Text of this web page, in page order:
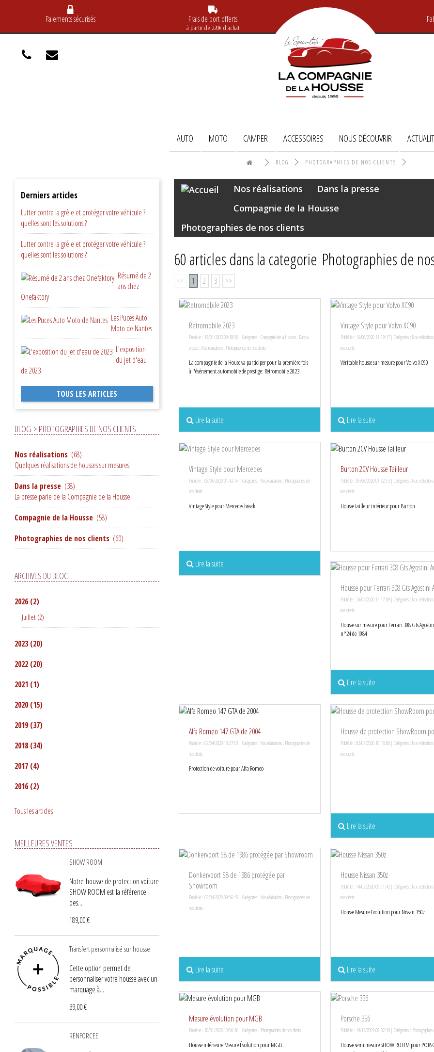
Paiements sécurisés Frais de port offerts
à partir de 220€ d'achat
AUTO MOTO CAMPER ACCESSOIRES NOUS DÉCOUVRIR
BLOG PHOTOGRAPHIES DE NOS CLIENTS
Derniers articles
Lutter contre la grêle et protéger votre véhicule ?
quelles sont les solutions ?
Lutter contre la grêle et protéger votre véhicule ?
quelles sont les solutions ?
Résumé de 2
ans chez
Onefaktory
Les Puces Auto
Moto de Nantes
L'exposition
du jet d'eau
de 2023
TOUS LES ARTICLES
BLOG > PHOTOGRAPHIES DE NOS CLIENTS
Nos réalisations (68)
Quelques réalisations de housses sur mesures
Dans la presse (38)
La presse parle de la Compagnie de la Housse
Compagnie de la Housse (58)
Photographies de nos clients (60)
ARCHIVES DU BLOG
2026 (2)
Juillet (2)
2023 (20)
2022 (20)
2021 (1)
2020(15)
2019(37)
2018 (34)
2017 (4)
2016 (2)
Tous les articles
MEILLEURES VENTES
SHOW ROOM
Notre housse de protection voiture
SHOW ROOM est la référence
des...
189,00 €
Transfert personnalisé sur housse
Cette option permet de
personnaliser votre housse avec un
marquage à...
39,00 €
RENFORCEE
Nos réalisations
Dans la presse
Compagnie de la Housse
Photographies de nos clients
60 articles dans la categorie Photographies de
<< 1 2 3 >>
Retromobile 2023
Publié le : 19/01/2023 09:38:58 | Catégories : Compagnie de la Housse, Dans la
presse, Nos réalisations, Photographies de nos clients
La compagnie de la House va participer pour la première fois
à l'événement automobile de prestige: Rétromobile 2023.
Lire la suite
Vintage Style pour Volvo XC90
Publié le : 16/06/2020 11:59:17 | Catégories : Nos réalisations
nos clients
Véritable housse sur mesure pour Volvo XC90
Lire la suite
Vintage Style pour Mercedes
Publié le : 05/06/2020 01:42:47 | Catégories : Nos réalisations, Photographies de
nos clients
Vintage Style pour Mercedes break
Lire la suite
Burton 2CV Housse Tailleur
Publié le : 05/06/2020 01:32:53 | Catégories : Nos réalisations
nos clients
Housse tailleur intérieur pour Burton
Housse pour Ferrari 308 Gts
Publié le : 14/04/2020 13:17:09 | Catégories : Nos réalisations
nos clients
Housse sur mesure pour Ferrari 308 Gts
n°24 de 1984
Lire la suite
Alfa Romeo 147 GTA de 2004
Publié le : 02/04/2020 10:27:01 | Catégories : Nos réalisations, Photographies de
nos clients
Protection de voiture pour Alfa Romeo
Housse de protection ShowRoom
Publié le : 02/04/2020 10:18:06 | Catégories : Nos réalisations
nos clients
Lire la suite
Donkervoort S8 de 1986 protégée par
Showroom
Publié le : 02/04/2020 09:56:45 | Catégories : Nos réalisations, Photographies de
nos clients
Lire la suite
Housse Nissan 350z
Publié le : 14/02/2020 09:51:42 | Catégories : Nos réalisations
nos clients
Housse Mesure Evolution pour Nissan 350z
Lire la suite
Mesure évolution pour MGB
Publié le : 10/01/2020 10:56:16 | Catégories : Photographies de nos clients
Housse intérieure Mesure Évolution pour MGB
Porsche 356
Publié le : 19/12/2019 08:02:39 | Catégories : Photographies
Housse semi mesure SHOW ROOM pour